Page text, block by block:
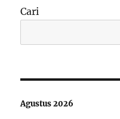
Cari
Agustus 2026